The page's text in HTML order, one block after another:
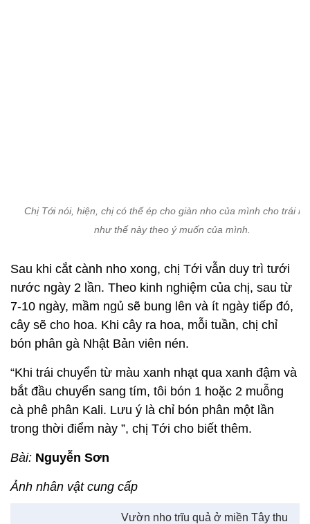
Chị Tới nói, hiện, chị có thể ép cho giàn nho của mình cho trái
như thế này theo ý muốn của mình.
Sau khi cắt cành nho xong, chị Tới vẫn duy trì tưới
nước ngày 2 lần. Theo kinh nghiệm của chị, sau từ
7-10 ngày, mầm ngủ sẽ bung lên và ít ngày tiếp đó,
cây sẽ cho hoa. Khi cây ra hoa, mỗi tuần, chị chỉ
bón phân gà Nhật Bản viên nén.
“Khi trái chuyển từ màu xanh nhạt qua xanh đậm và
bắt đầu chuyển sang tím, tôi bón 1 hoặc 2 muỗng
cà phê phân Kali. Lưu ý là chỉ bón phân một lần
trong thời điểm này ”, chị Tới cho biết thêm.
Bài: Nguyễn Sơn
Ảnh nhân vật cung cấp
Vườn nho trĩu quả ở miền Tây thu